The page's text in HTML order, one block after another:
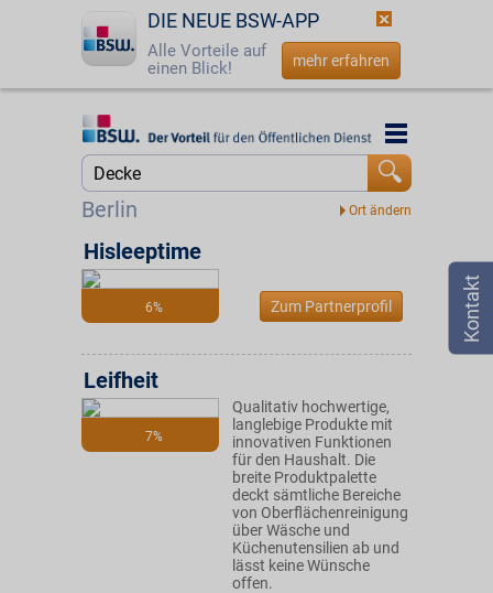
DIE NEUE BSW-APP
Alle Vorteile auf
einen Blick!
mehr erfahren
Startseite
Login
☎ 0800 - 279 25 82
Berlin
Startseite
6%
Hisleeptime
Zum Partnerprofil
7%
Leifheit
Qualitativ hochwertige,
langlebige Produkte mit
innovativen Funktionen
für den Haushalt. Die
breite Produktpalette
deckt sämtliche Bereiche
von Oberflächenreinigung
über Wäsche und
Küchenutensilien ab und
lässt keine Wünsche
offen.